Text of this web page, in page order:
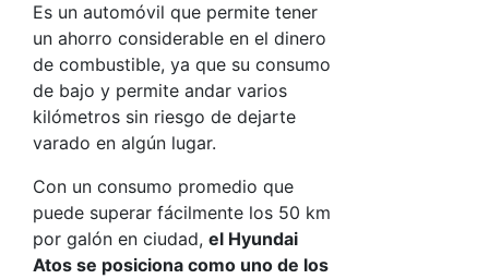
Es un automóvil que permite tener
un ahorro considerable en el dinero
de combustible, ya que su consumo
de bajo y permite andar varios
kilómetros sin riesgo de dejarte
varado en algún lugar.
Con un consumo promedio que
puede superar fácilmente los 50 km
por galón en ciudad, el Hyundai
Atos se posiciona como uno de los